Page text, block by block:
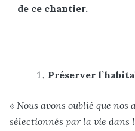
de ce chantier.
Préserver
« Nous avons oublié que
sélectionnés par la vie dans